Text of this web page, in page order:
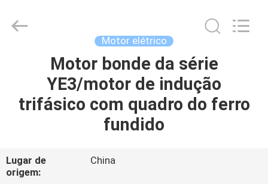
PRODUTOS
NÓS
Electronic
Limited.
Motor elétrico
Motor bonde da série
YE3/motor de indução
trifásico com quadro do ferro
fundido
Lugar de
origem:
China